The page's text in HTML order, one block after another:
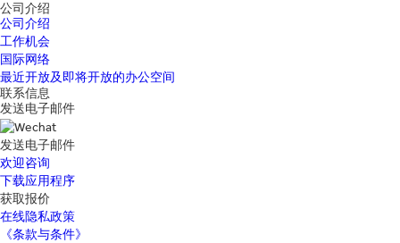
公司介绍
公司介绍
工作机会
国际网络
最近开放及即将开放的办公空间
联系信息
发送电子邮件
发送电子邮件
欢迎咨询
下载应用程序
获取报价
在线隐私政策
《条款与条件》